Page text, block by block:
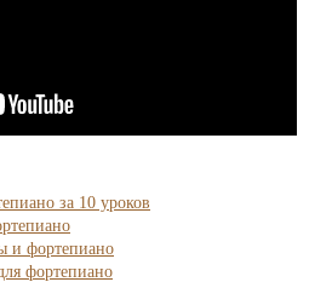
за 10 уроков
и фортепиано
фортепиано